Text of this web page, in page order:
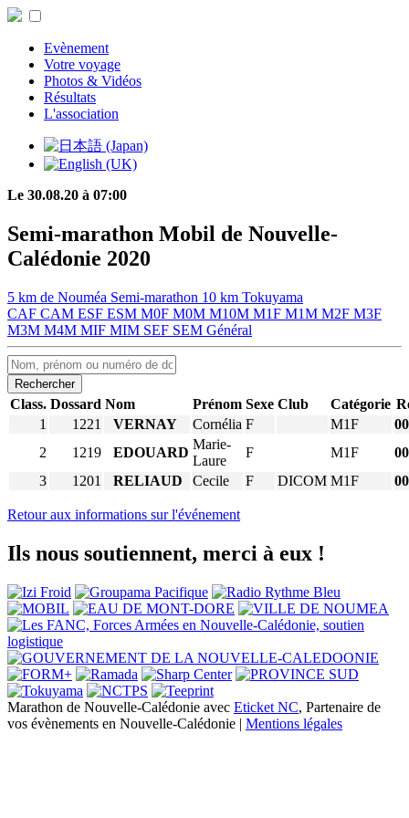
Evènement
Votre voyage
Photos & Vidéos
Résultats
L'association
Le 30.08.20 à 07:00
Semi-marathon Mobil de Nouvelle-
Calédonie 2020
5 km de Nouméa Semi-marathon 10 km Tokuyama
CAF CAM ESF ESM M0F M0M M10M M1F M1M M2F M3F
M3M M4M MIF MIM SEF SEM Général
Rechercher
Class. Dossard Nom Prénom Sexe Club Catégorie
1
1221 VERNAY Cornélia F M1F
2
1219 EDOUARD
Marie-
Laure
F M1F
3
1201 RELIAUD Cecile F DICOM M1F
Retour aux informations sur l'événement
Ils nous soutiennent, merci à eux !
Marathon de Nouvelle-Calédonie avec Eticket NC, Partenaire de
vos évènements en Nouvelle-Calédonie | Mentions légales